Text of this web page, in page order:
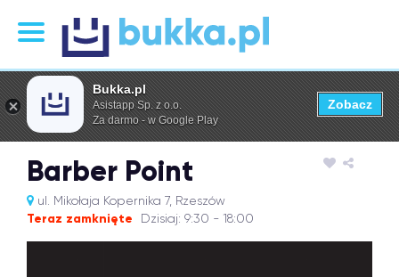
Barber Point
ul. Mikołaja Kopernika 7, Rzeszów
Teraz zamknięte Dzisiaj: 9:30 - 18:00
Bukka.pl
Asistapp Sp. z o.o.
Za darmo - w Google Play
Zobacz